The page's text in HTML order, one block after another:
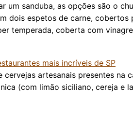
um sanduba, as opções são o
dois espetos de carne,
temperada, coberta com
mais incríveis de SP
artesanais presentes na
(com limão siciliano, cereja e